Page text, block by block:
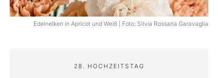
Edelnelken in Apricot und Weiß | Foto: Silvia Rossana Garavaglia
28. HOCHZEITSTAG